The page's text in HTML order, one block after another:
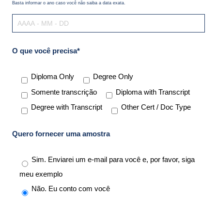
Basta informar o ano caso você não saiba a data exata.
O que você precisa*
Diploma Only
Degree Only
Somente transcrição
Diploma with Transcript
Degree with Transcript
Other Cert / Doc Type
Quero fornecer uma amostra
Sim. Enviarei um e-mail para você e, por favor, siga
meu exemplo
Não. Eu conto com você